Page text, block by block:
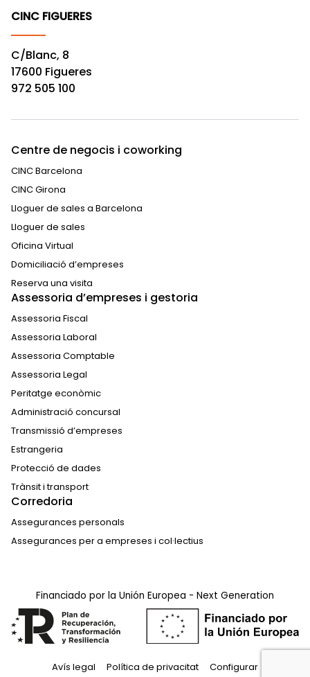
CINC FIGUERES
C/Blanc, 8
17600 Figueres
972 505 100
Centre de negocis i coworking
CINC Barcelona
CINC Girona
Lloguer de sales a Barcelona
Lloguer de sales
Oficina Virtual
Domiciliació d’empreses
Reserva una visita
Assessoria d’empreses i gestoria
Assessoria Fiscal
Assessoria Laboral
Assessoria Comptable
Assessoria Legal
Peritatge econòmic
Administració concursal
Transmissió d’empreses
Estrangeria
Protecció de dades
Trànsit i transport
Corredoria
Assegurances personals
Assegurances per a empreses i col·lectius
Financiado por la Unión Europea - Next Generation
Avís legal Política de privacitat Configurar